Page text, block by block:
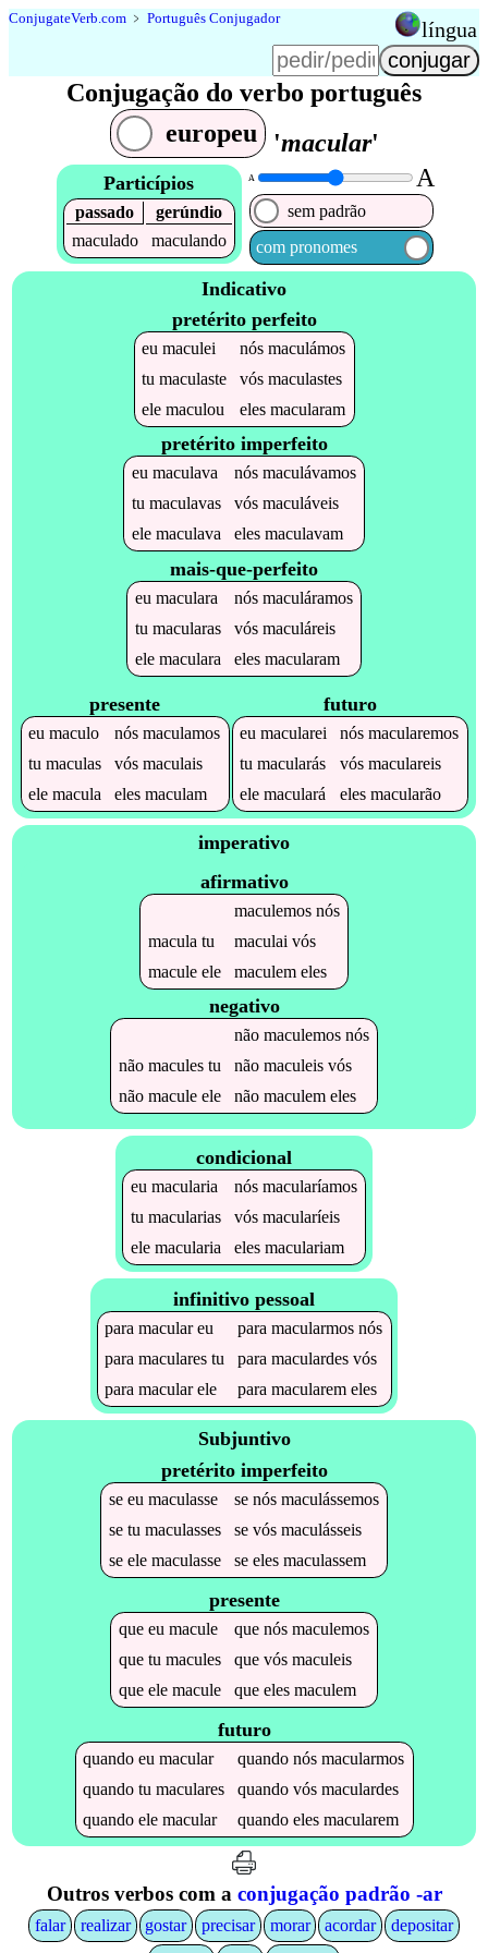
ConjugateVerb.com ﹥ Português Conjugador língua
Conjugação do verbo português
europeu
'macular'
Particípios
passado
gerúndio
maculado
maculando
A A
sem padrão
com pronomes
Indicativo
pretérito perfeito
eumaculei nósmaculámos
tumaculaste vósmaculastes
elemaculou elesmacularam
pretérito imperfeito
eu maculava nós maculávamos
tu maculavas vós maculáveis
ele maculava eles maculavam
mais-que-perfeito
eu maculara nós maculáramos
tu macularas vós maculáreis
ele maculara eles macularam
presente
eumaculo nósmaculamos
tumaculas vósmaculais
elemacula elesmaculam
futuro
eumacularei nósmacularemos
tumacularás vósmaculareis
elemaculará elesmacularão
imperativo
afirmativo
maculemosnós
macula tu maculai vós
maculeele maculemeles
negativo
não maculemosnós
não maculestu não maculeisvós
não maculeele não maculemeles
condicional
eu macularia nós macularíamos
tu macularias vós macularíeis
ele macularia eles maculariam
infinitivo pessoal
paramaculareu paramacularmos nós
paramaculares tu paramaculardes vós
paramacularele paramacularem eles
Subjuntivo
pretérito imperfeito
se eu maculasse se nós maculássemos
se tu maculasses se vós maculásseis
se ele maculasse se eles maculassem
presente
que eu macule que nós maculemos
que tu macules que vós maculeis
que ele macule que eles maculem
futuro
quandoeumacular quandonósmacularmos
quandotumaculares quandovósmaculardes
quandoelemacular quandoelesmacularem
Outros verbos com a conjugação padrão -ar
falar realizar gostar precisar morar acordar
depositar